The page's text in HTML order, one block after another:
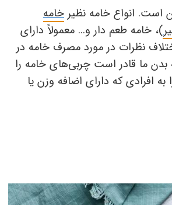
است. انواع خامه نظیر خامه
)، خامه طعم دار و... معمولاً دارای
نظرات در مورد مصرف خامه در
ما قادر است چربی‌های خامه را
افرادی که دارای اضافه وزن یا